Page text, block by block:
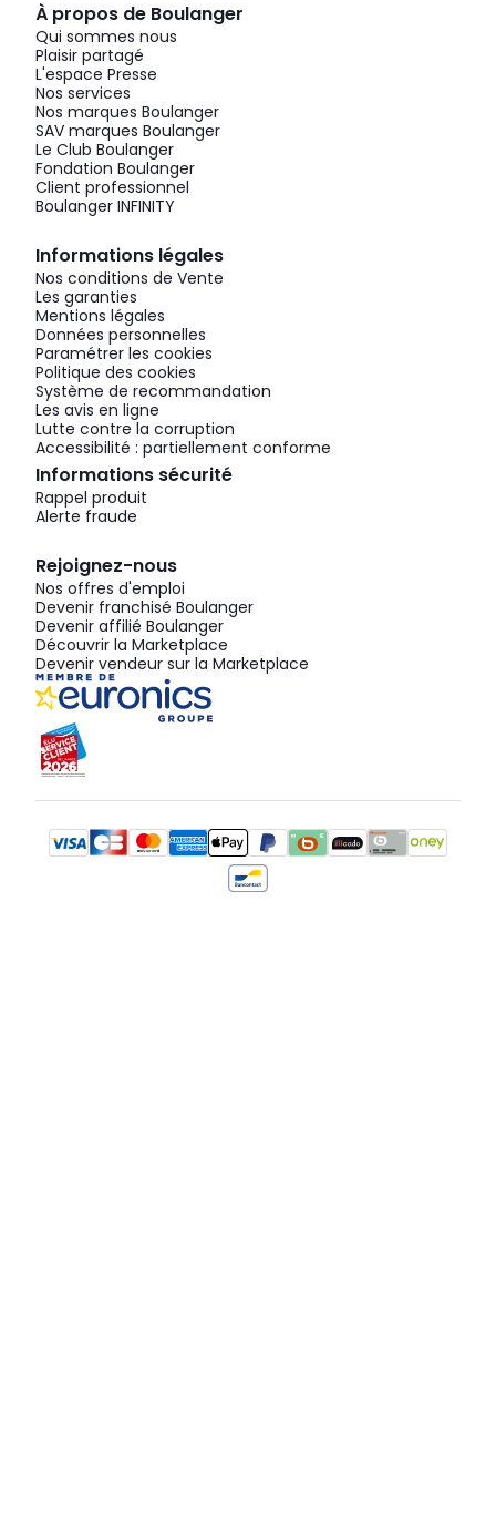
À propos de Boulanger
Qui sommes nous
Plaisir partagé
L'espace Presse
Nos services
Nos marques Boulanger
SAV marques Boulanger
Le Club Boulanger
Fondation Boulanger
Client professionnel
Boulanger INFINITY
Informations légales
Nos conditions de Vente
Les garanties
Mentions légales
Données personnelles
Paramétrer les cookies
Politique des cookies
Système de recommandation
Les avis en ligne
Lutte contre la corruption
Accessibilité : partiellement conforme
Informations sécurité
Rappel produit
Alerte fraude
Rejoignez-nous
Nos offres d'emploi
Devenir franchisé Boulanger
Devenir affilié Boulanger
Découvrir la Marketplace
Devenir vendeur sur la Marketplace